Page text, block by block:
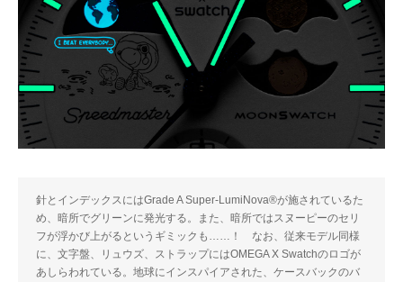
針とインデックスにはGrade A Super-LumiNova®が施されているた
め、暗所でグリーンに発光する。また、暗所ではスヌーピーのセリ
フが浮かび上がるというギミックも……！ なお、従来モデル同様
に、文字盤、リュウズ、ストラップにはOMEGA X Swatchのロゴが
あしらわれている。地球にインスパイアされた、ケースバックのバ